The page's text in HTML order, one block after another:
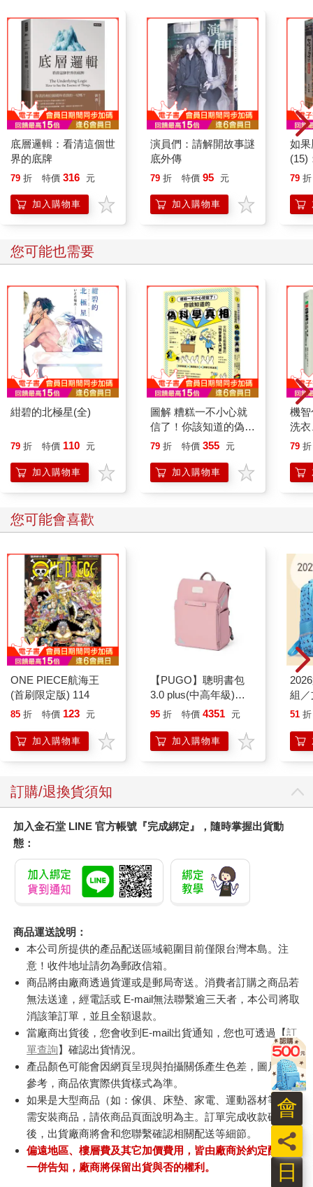
底層邏輯：看清這個世
界的底牌
79 折 特價 316 元
加入購物車
演員們：請解開故事謎
底外傳
79 折 特價 95 元
加入購物車
如
(15)
貓
79 折
您可能也需要
紺碧的北極星(全)
79 折 特價 110 元
加入購物車
圖解 糟糕一不小心就
信了！你該知道的偽科
學真相
79 折 特價 355 元
加入購物車
機
洗
弄
79 折
您可能會喜歡
ONE PIECE航海王
(首刷限定版) 114
85 折 特價 123 元
加入購物車
【PUGO】聰明書包
3.0 plus(中高年級)藕
粉 全新進化玩美上市
95 折 特價 4351 元
加入購物車
組
51 折
訂購/退換貨須知
加入金石堂 LINE 官方帳號『完成綁定』，隨時掌握出貨動
態：
商品運送說明：
本公司所提供的產品配送區域範圍目前僅限台灣本島。注
意！收件地址請勿為郵政信箱。
商品將由廠商透過貨運或是郵局寄送。消費者訂購之商品若
無法送達，經電話或 E-mail無法聯繫逾三天者，本公司將取
消該筆訂單，並且全額退款。
當廠商出貨後，您會收到E-mail出貨通知，您也可透過【訂
單查詢】確認出貨情況。
產品顏色可能會因網頁呈現與拍攝關係產生色差，圖片僅供
參考，商品依實際供貨樣式為準。
如果是大型商品（如：傢俱、床墊、家電、運動器材等）及
需安裝商品，請依商品頁面說明為主。訂單完成收款確認
後，出貨廠商將會和您聯繫確認相關配送等細節。
偏遠地區、樓層費及其它加價費用，皆由廠商於約定配送時
一併告知，廠商將保留出貨與否的權利。
日
員
會